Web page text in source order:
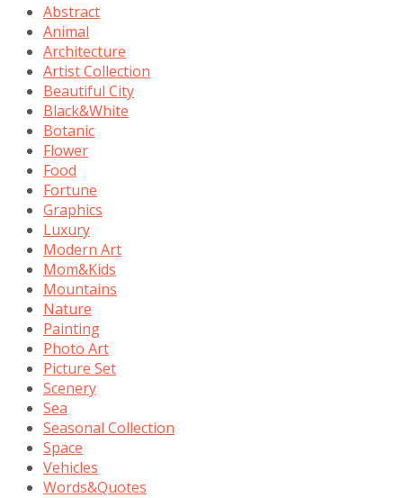
Abstract
Animal
Architecture
Artist Collection
Beautiful City
Black&White
Botanic
Flower
Food
Fortune
Graphics
Luxury
Modern Art
Mom&Kids
Mountains
Nature
Painting
Photo Art
Picture Set
Scenery
Sea
Seasonal Collection
Space
Vehicles
Words&Quotes